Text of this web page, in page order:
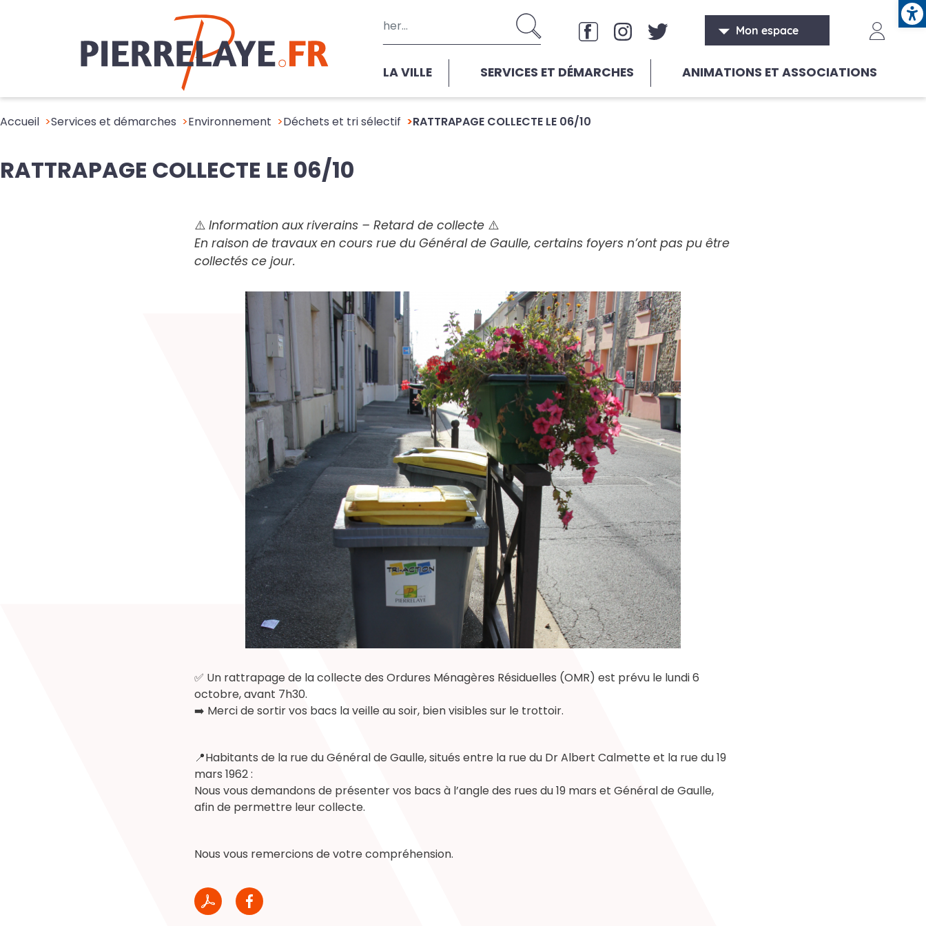
Mon espace
Réseaux sociaux
LA VILLE SERVICES ET DÉMARCHES ANIMATIONS ET ASSOCIATIONS
Accueil Services et démarches Environnement Déchets et tri sélectif RATTRAPAGE COLLECTE LE 06/10
RATTRAPAGE COLLECTE LE 06/10
⚠️ Information aux riverains – Retard de collecte ⚠️
En raison de travaux en cours rue du Général de Gaulle, certains foyers n’ont pas pu être
collectés ce jour.
✅ Un rattrapage de la collecte des Ordures Ménagères Résiduelles (OMR) est prévu le lundi 6
octobre, avant 7h30.
➡️ Merci de sortir vos bacs la veille au soir, bien visibles sur le trottoir.
📍Habitants de la rue du Général de Gaulle, situés entre la rue du Dr Albert Calmette et la rue du 19
mars 1962 :
Nous vous demandons de présenter vos bacs à l’angle des rues du 19 mars et Général de Gaulle,
afin de permettre leur collecte.
Nous vous remercions de votre compréhension.